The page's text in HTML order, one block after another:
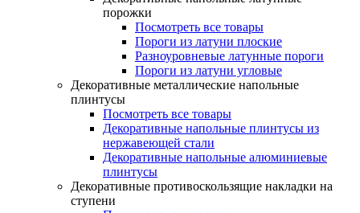
порожки
Посмотреть все товары
Пороги из латуни плоские
Разноуровневые латунные пороги
Пороги из латуни угловые
Декоративные металлические напольные
плинтусы
Посмотреть все товары
Декоративные напольные плинтусы из
нержавеющей стали
Декоративные напольные алюминиевые
плинтусы
Декоративные противоскользящие накладки на
ступени